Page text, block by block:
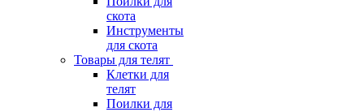
скота
Инструменты
для скота
Товары для телят
Клетки для
телят
Поилки для